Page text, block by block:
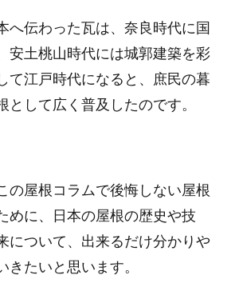
へ伝わった瓦は、奈良時代に国
安土桃山時代には城郭建築を彩
て江戸時代になると、庶民の暮
として広く普及したのです。
の屋根コラムで後悔しない屋根
めに、日本の屋根の歴史や技
について、出来るだけ分かりや
きたいと思います。